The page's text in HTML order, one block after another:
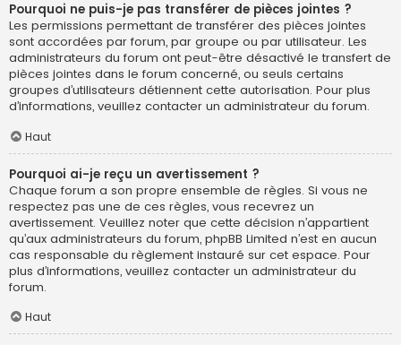
Pourquoi ne puis-je pas transférer de pièces jointes ?
Les permissions permettant de transférer des pièces jointes
sont accordées par forum, par groupe ou par utilisateur. Les
administrateurs du forum ont peut-être désactivé le transfert de
pièces jointes dans le forum concerné, ou seuls certains
groupes d’utilisateurs détiennent cette autorisation. Pour plus
d’informations, veuillez contacter un administrateur du forum.
Haut
Pourquoi ai-je reçu un avertissement ?
Chaque forum a son propre ensemble de règles. Si vous ne
respectez pas une de ces règles, vous recevrez un
avertissement. Veuillez noter que cette décision n’appartient
qu’aux administrateurs du forum, phpBB Limited n’est en aucun
cas responsable du règlement instauré sur cet espace. Pour
plus d’informations, veuillez contacter un administrateur du
forum.
Haut